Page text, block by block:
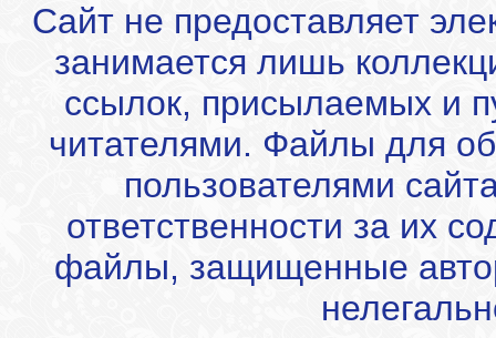
Сайт не предоставляет
занимается лишь
ссылок, присылаемых и
читателями. Файлы для
пользователями
ответственности за их
файлы, защищенные